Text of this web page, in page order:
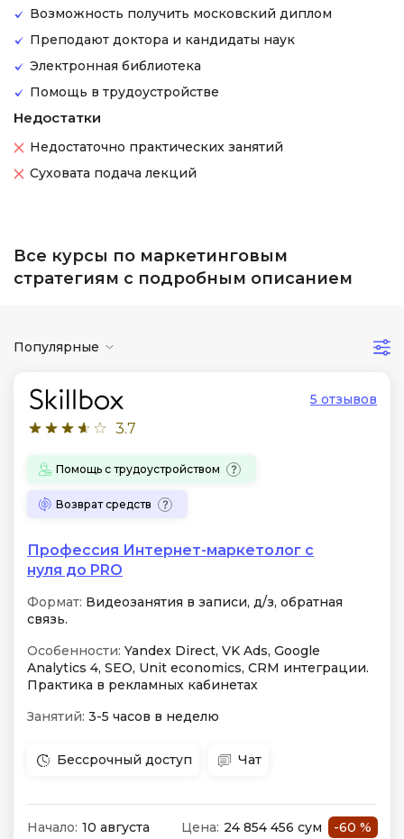
Возможность получить московский диплом
Преподают доктора и кандидаты наук
Электронная библиотека
Помощь в трудоустройстве
Недостатки
Недостаточно практических занятий
Суховата подача лекций
Все курсы по маркетинговым
стратегиям с подробным описанием
Популярные
3.7
5 отзывов
Помощь с трудоустройством
Возврат средств
Профессия Интернет-маркетолог с
нуля до PRO
Формат: Видеозанятия в записи, д/з, обратная
связь.
Особенности: Yandex Direct, VK Ads, Google
Analytics 4, SEO, Unit economics, CRM интеграции.
Практика в рекламных кабинетах
Занятий: 3-5 часов в неделю
Бессрочный доступ Чат
Начало: 10 августа Цена: 24 854 456 сум
-60 %